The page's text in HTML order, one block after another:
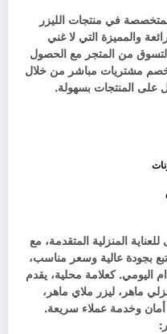
في منتجات الليزر
والمميزة التي لا غني
من المتجر مع الحصول
مشتريات مباشر من خلال
المنتجات بسهولة.
المنزلية المتقدمة، مع
بجودة عالية وسعر مناسب،
اليومي. كعلامة محلية، يقدم
ماهر، ليزر ملاي ماهر،
وخدمة عملاء سريعة.